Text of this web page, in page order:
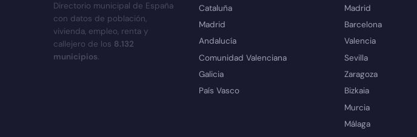
Directorio municipal de España
con datos de población,
vivienda, empleo, renta y
callejero de los 8.132
municipios.
Cataluña
Madrid
Andalucía
Comunidad Valenciana
Galicia
País Vasco
Madrid
Barcelona
Valencia
Sevilla
Zaragoza
Bizkaia
Murcia
Málaga